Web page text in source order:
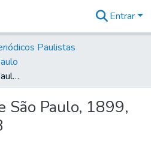
&
Coleções
Tudo na
Biblioteca
Estatísticas
Entrar
Paulistas
O Commercio de São Paulo, 1899, Ano VII, n. 1778
São Paulo, 1899,